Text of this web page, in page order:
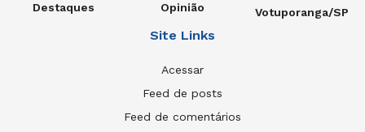
Destaques
Opinião
Votuporanga/SP
Site Links
Acessar
Feed de posts
Feed de comentários